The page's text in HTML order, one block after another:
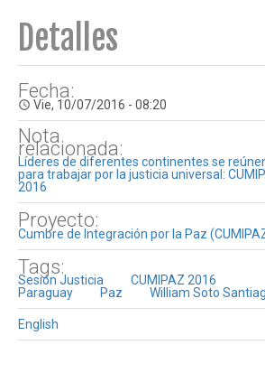
Detalles
Fecha:
access_time Vie, 10/07/2016 - 08:20
Nota
relacionada:
Líderes de diferentes continentes se
para trabajar por la justicia universal:
2016
Proyecto:
Cumbre de Integración por la Paz
Tags:
Sesión Justicia
CUMIPAZ 2016
Paraguay
Paz William Soto
English